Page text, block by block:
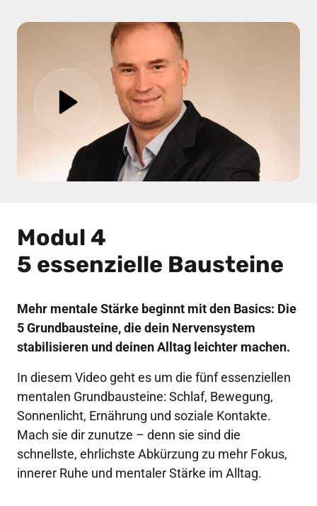
Modul 4
5 essenzielle Bausteine
Mehr mentale Stärke beginnt mit den Basics: Die
5 Grundbausteine, die dein Nervensystem
stabilisieren und deinen Alltag leichter machen.
In diesem Video geht es um die fünf essenziellen
mentalen Grundbausteine: Schlaf, Bewegung,
Sonnenlicht, Ernährung und soziale Kontakte.
Mach sie dir zunutze – denn sie sind die
schnellste, ehrlichste Abkürzung zu mehr Fokus,
innerer Ruhe und mentaler Stärke im Alltag.